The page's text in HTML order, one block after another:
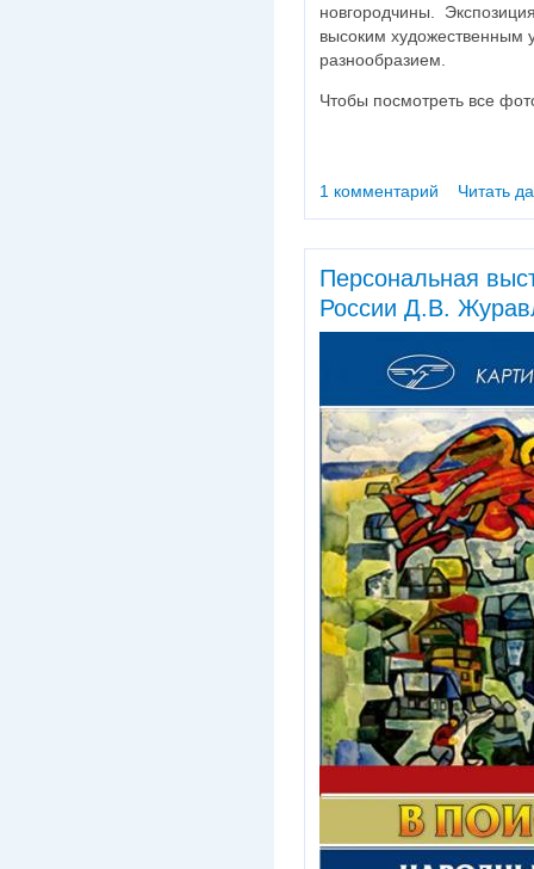
новгородчины.
высоким художественным
разнообразием.
Чтобы посмотреть все
1 комментарий Читать
Персональная
России Д.В.